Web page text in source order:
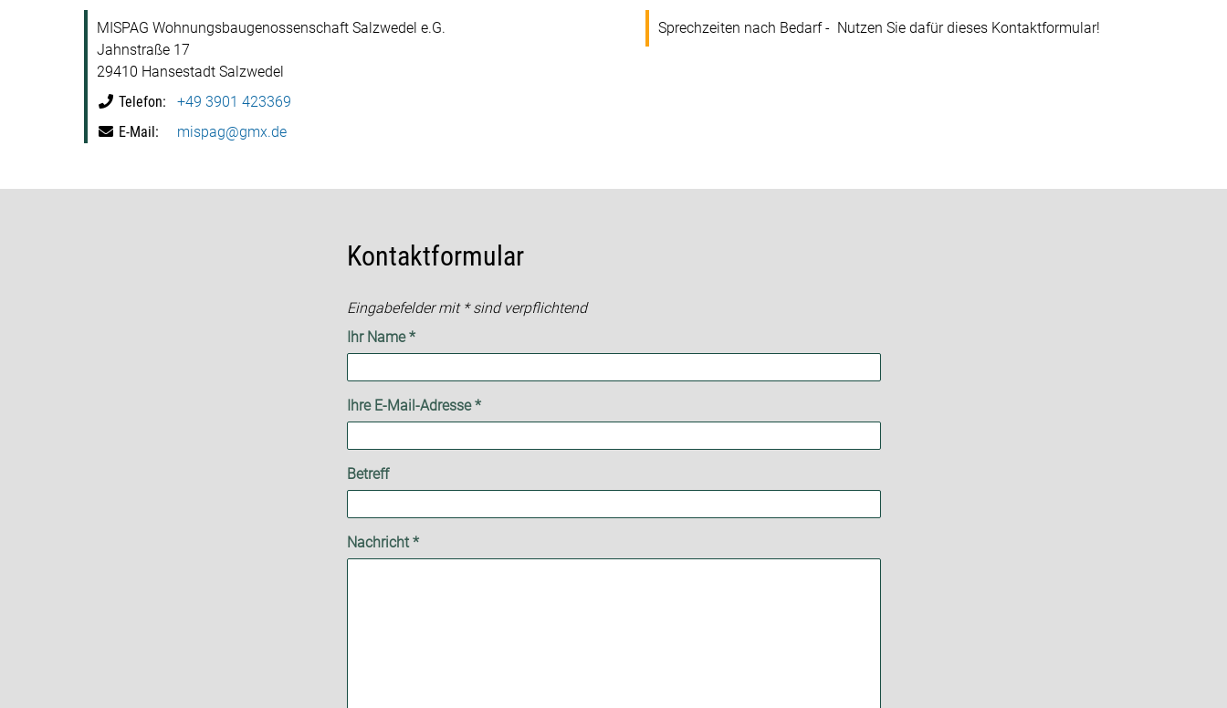
MISPAG Wohnungsbaugenossenschaft Salzwedel e.G.
Jahnstraße 17
29410 Hansestadt Salzwedel
Telefon
+49 3901 423369
E-Mail
mispag@gmx.de
Sprechzeiten nach Bedarf - Nutzen Sie dafür dieses Kontaktformular!
Kontaktformular
Eingabefelder mit * sind verpflichtend
Ihr Name*
Ihre E-Mail-Adresse*
Betreff
Nachricht*